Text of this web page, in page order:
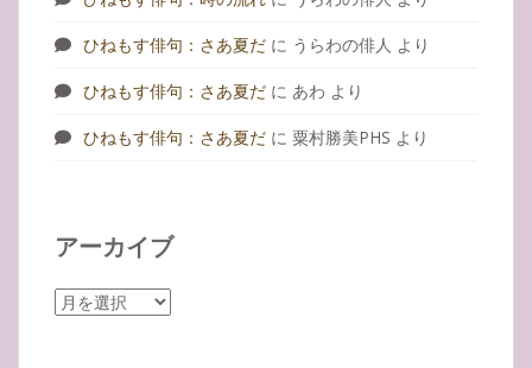
ひねもす俳句：さあ夏だ に うらわの俳人 より
ひねもす俳句：さあ夏だ に あわ より
ひねもす俳句：さあ夏だ に 粟村勝美PHS より
アーカイブ
ア